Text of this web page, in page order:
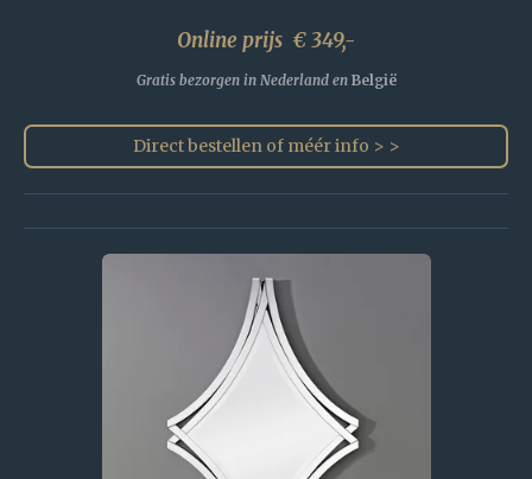
Online prijs € 349,-
Gratis bezorgen in Nederland en België
Direct bestellen of méér info > >